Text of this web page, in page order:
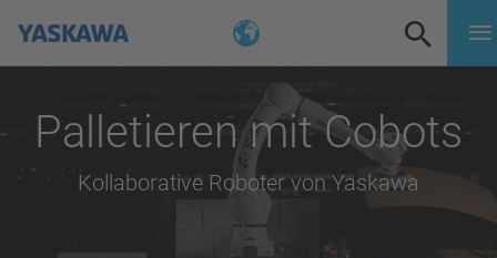
Palletieren mit Cobots
Kollaborative Roboter von Yaskawa